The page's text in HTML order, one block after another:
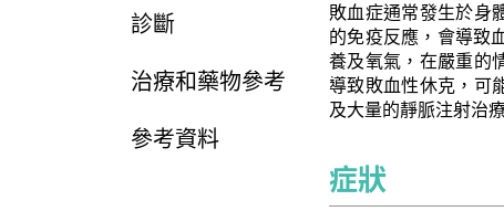
診斷
治療和藥物參考
參考資料
敗血症通常發生於身
的免疫反應，會導致
養及氧氣，在嚴重的
導致敗血性休克，可
及大量的靜脈注射治
症狀